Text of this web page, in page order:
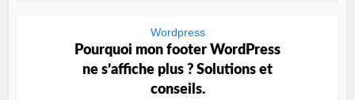
Wordpress
Pourquoi mon footer WordPress
ne s’affiche plus ? Solutions et
conseils.